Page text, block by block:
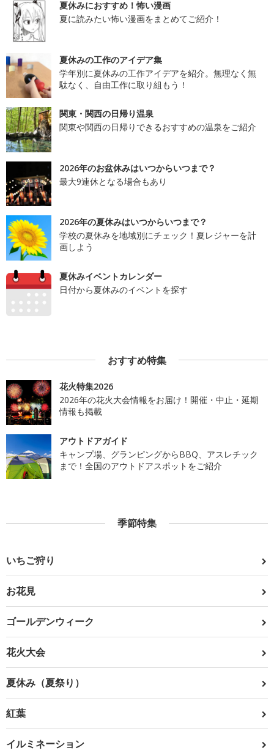
夏休みにおすすめ！怖い漫画
夏に読みたい怖い漫画をまとめてご紹介！
夏休みの工作のアイデア集
学年別に夏休みの工作アイデアを紹介。無理なく無
駄なく、自由工作に取り組もう！
関東・関西の日帰り温泉
関東や関西の日帰りできるおすすめの温泉をご紹介
2026年のお盆休みはいつからいつまで？
最大9連休となる場合もあり
2026年の夏休みはいつからいつまで？
学校の夏休みを地域別にチェック！夏レジャーを計
画しよう
夏休みイベントカレンダー
日付から夏休みのイベントを探す
おすすめ特集
花火特集2026
2026年の花火大会情報をお届け！開催・中止・延期
情報も掲載
アウトドアガイド
キャンプ場、グランピングからBBQ、アスレチック
まで！全国のアウトドアスポットをご紹介
季節特集
いちご狩り
お花見
ゴールデンウィーク
花火大会
夏休み（夏祭り）
紅葉
イルミネーション